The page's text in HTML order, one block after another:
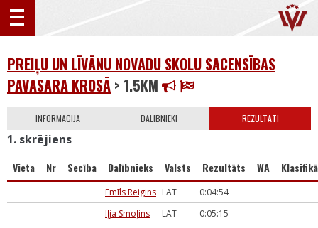
PREIĻU UN LĪVĀNU NOVADU SKOLU SACENSĪBAS
PAVASARA KROSĀ > 1.5KM
INFORMĀCIJA DALĪBNIEKI REZULTĀTI
1. skrējiens
Vieta Nr Secība Dalībnieks Valsts Rezultāts WA
Emīls Reigins LAT
0:04:54
Iļja Smoļins
LAT
0:05:15